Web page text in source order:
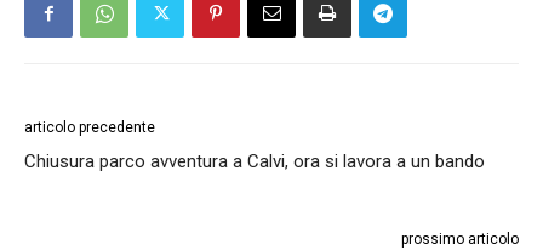
articolo precedente
Chiusura parco avventura a Calvi, ora si lavora a un bando
prossimo articolo